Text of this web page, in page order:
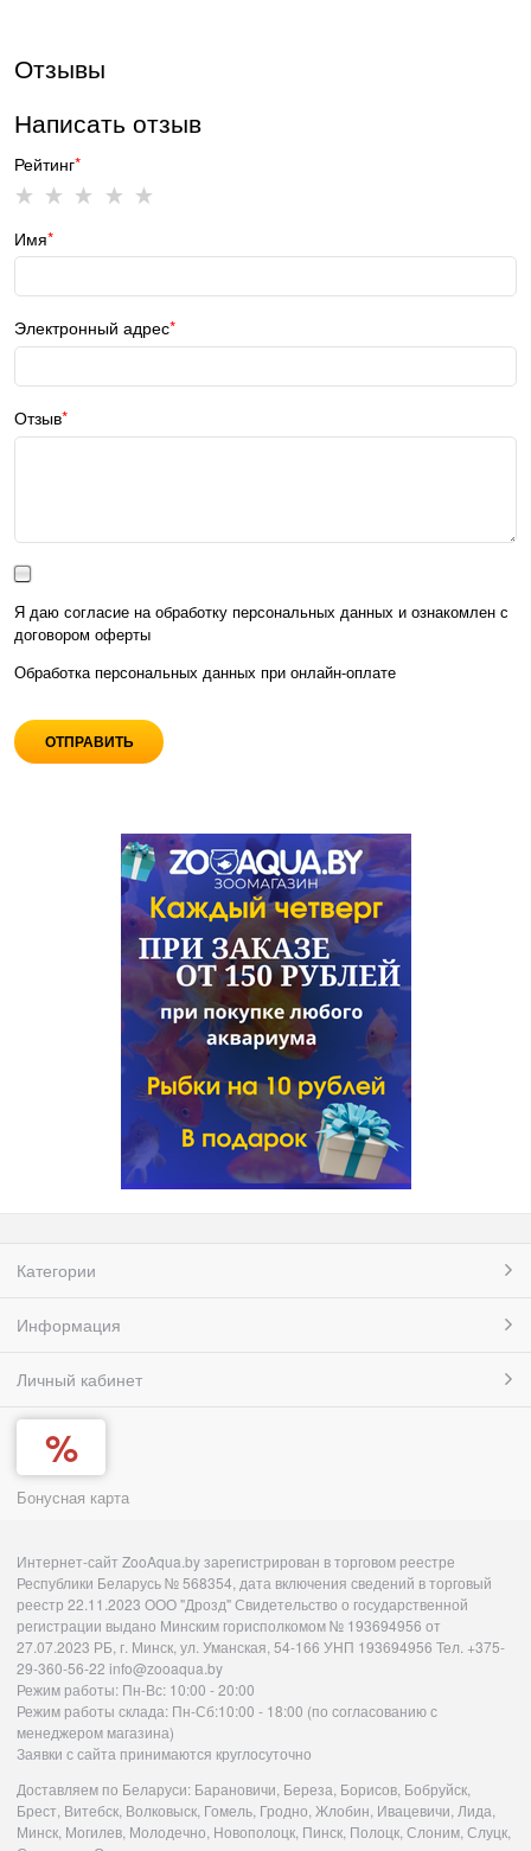
Отзывы
Написать отзыв
Рейтинг
Имя
Электронный адрес
Отзыв
Я даю согласие на обработку персональных данных и ознакомлен с
договором оферты
Обработка персональных данных при онлайн-оплате
Категории
Информация
Личный кабинет
Бонусная карта
Интернет-сайт ZooAqua.by зарегистрирован в торговом реестре
Республики Беларусь № 568354, дата включения сведений в торговый
реестр 22.11.2023 ООО "Дрозд" Свидетельство о государственной
регистрации выдано Минским горисполкомом № 193694956 от
27.07.2023 РБ, г. Минск, ул. Уманская, 54-166 УНП 193694956 Тел. +375-
29-360-56-22 info@zooaqua.by
Режим работы: Пн-Вс: 10:00 - 20:00
Режим работы склада: Пн-Сб:10:00 - 18:00 (по согласованию с
менеджером магазина)
Заявки с сайта принимаются круглосуточно
Доставляем по Беларуси: Барановичи, Береза, Борисов, Бобруйск,
Брест, Витебск, Волковыск, Гомель, Гродно, Жлобин, Ивацевичи, Лида,
Минск, Могилев, Молодечно, Новополоцк, Пинск, Полоцк, Слоним, Слуцк,